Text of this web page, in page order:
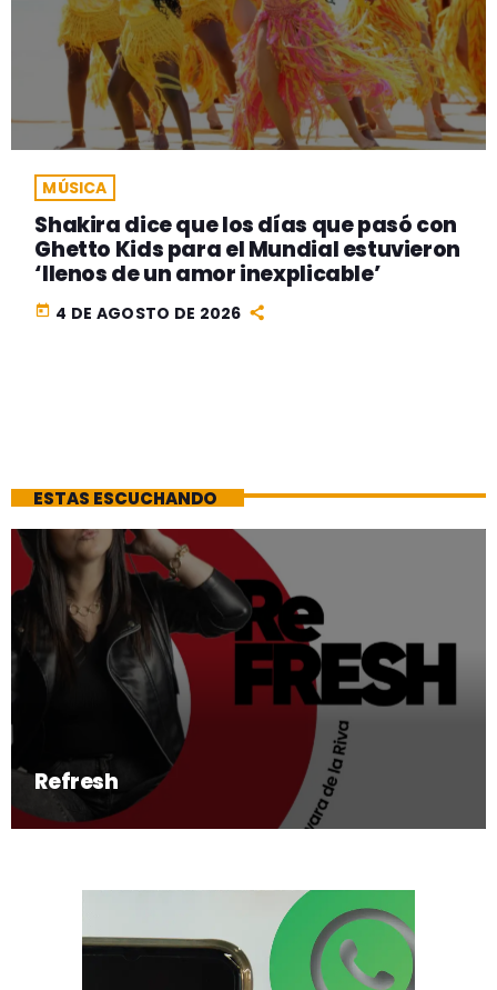
MÚSICA
Shakira dice que los días que pasó con
Ghetto Kids para el Mundial estuvieron
‘llenos de un amor inexplicable’
today 4 DE AGOSTO DE 2026
ESTAS ESCUCHANDO
Refresh